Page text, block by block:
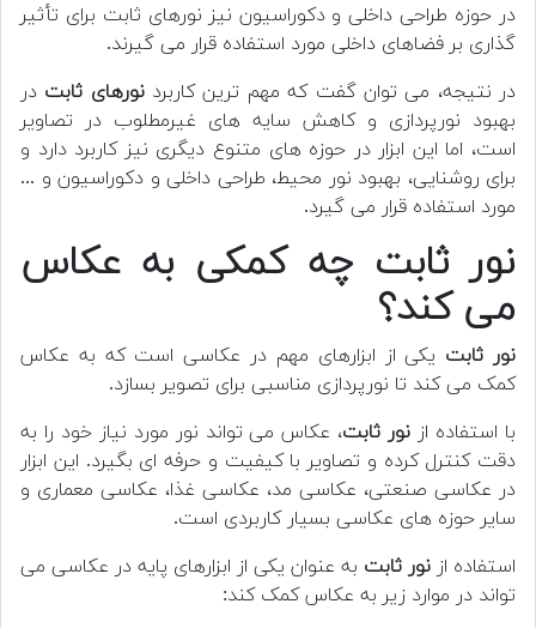
در حوزه طراحی داخلی و دکوراسیون نیز نورهای ثابت برای تأثیر
گذاری بر فضاهای داخلی مورد استفاده قرار می گیرند.
در نتیجه، می توان گفت که مهم ترین کاربرد نورهای ثابت در
بهبود نورپردازی و کاهش سایه های غیرمطلوب در تصاویر
است، اما این ابزار در حوزه های متنوع دیگری نیز کاربرد دارد و
برای روشنایی، بهبود نور محیط، طراحی داخلی و دکوراسیون و ...
مورد استفاده قرار می گیرد.
نور ثابت چه کمکی به عکاس
می کند؟
نور ثابت یکی از ابزارهای مهم در عکاسی است که به عکاس
کمک می کند تا نورپردازی مناسبی برای تصویر بسازد.
با استفاده از نور ثابت، عکاس می تواند نور مورد نیاز خود را به
دقت کنترل کرده و تصاویر با کیفیت و حرفه ای بگیرد. این ابزار
در عکاسی صنعتی، عکاسی مد، عکاسی غذا، عکاسی معماری و
سایر حوزه های عکاسی بسیار کاربردی است.
استفاده از نور ثابت به عنوان یکی از ابزارهای پایه در عکاسی می
تواند در موارد زیر به عکاس کمک کند: